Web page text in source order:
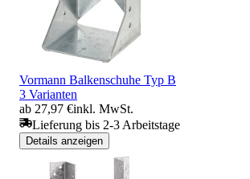
Vormann Balkenschuhe Typ B
3 Varianten
ab 27,97 €inkl. MwSt.
Lieferung bis 2-3 Arbeitstage
Details anzeigen